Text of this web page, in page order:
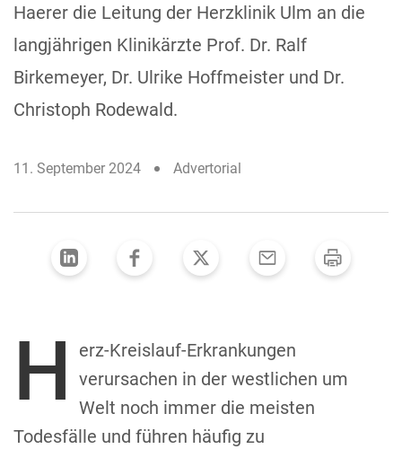
Haerer die Leitung der Herzklinik Ulm an die
langjährigen Klinikärzte Prof. Dr. Ralf
Birkemeyer, Dr. Ulrike Hoffmeister und Dr.
Christoph Rodewald.
11. September 2024 Advertorial
H
erz-Kreislauf-Erkrankungen
verursachen in der westlichen um
Welt noch immer die meisten
Todesfälle und führen häufig zu